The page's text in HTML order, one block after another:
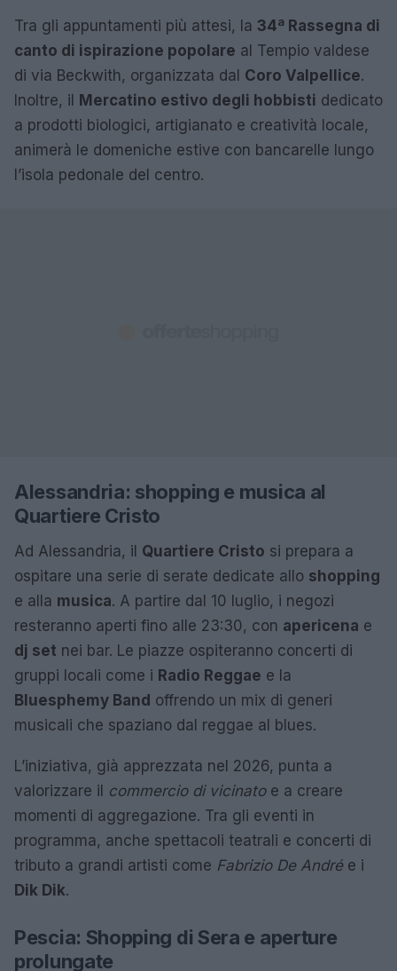
Tra gli appuntamenti più attesi, la 34ª Rassegna di
canto di ispirazione popolare al Tempio valdese
di via Beckwith, organizzata dal Coro Valpellice.
Inoltre, il
Mercatino estivo degli hobbisti dedicato
a prodotti biologici, artigianato e creatività locale,
animerà le domeniche estive con bancarelle lungo
l’isola pedonale del centro.
Alessandria: shopping e musica al
Quartiere Cristo
Ad Alessandria, il Quartiere Cristo si prepara a
ospitare una serie di serate dedicate allo shopping
e alla musica. A partire dal 10 luglio, i negozi
resteranno aperti fino alle 23:30, con apericena e
dj set nei bar. Le piazze ospiteranno concerti di
gruppi locali come i Radio Reggae e la
Bluesphemy Band offrendo un mix di generi
musicali che spaziano dal reggae al blues.
L’iniziativa, già apprezzata nel 2026, punta a
valorizzare il commercio di vicinatoe a creare
momenti di aggregazione. Tra gli eventi in
programma, anche spettacoli teatrali e concerti di
tributo a grandi artisti come Fabrizio De Andrée i
Dik Dik.
Pescia: Shopping di Sera e aperture
prolungate